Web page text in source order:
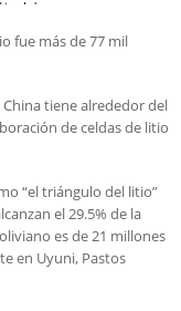
fue más de 77 mil
tiene alrededor del
de celdas de litio
“el triángulo del litio”
el 29.5% de la
es de 21 millones
en Uyuni, Pastos